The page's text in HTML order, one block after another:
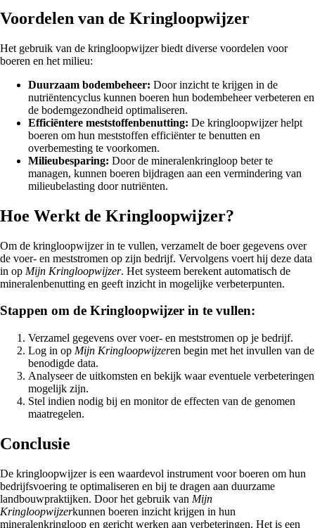
Voordelen van de Kringloopwijzer
Het gebruik van de kringloopwijzer biedt diverse voordelen voor
boeren en het milieu:
Duurzaam bodembeheer: Door inzicht te krijgen in de
nutriëntencyclus kunnen boeren hun bodembeheer verbeteren en
de bodemgezondheid optimaliseren.
Efficiëntere meststoffenbenutting: De kringloopwijzer helpt
boeren om hun meststoffen efficiënter te benutten en
overbemesting te voorkomen.
Milieubesparing: Door de mineralenkringloop beter te
managen, kunnen boeren bijdragen aan een vermindering van
milieubelasting door nutriënten.
Hoe Werkt de Kringloopwijzer?
Om de kringloopwijzer in te vullen, verzamelt de boer gegevens over
de voer- en meststromen op zijn bedrijf. Vervolgens voert hij deze data
in op Mijn Kringloopwijzer. Het systeem berekent automatisch de
mineralenbenutting en geeft inzicht in mogelijke verbeterpunten.
Stappen om de Kringloopwijzer in te vullen:
Verzamel gegevens over voer- en meststromen op je bedrijf.
Log in op Mijn Kringloopwijzeren begin met het invullen van de
benodigde data.
Analyseer de uitkomsten en bekijk waar eventuele verbeteringen
mogelijk zijn.
Stel indien nodig bij en monitor de effecten van de genomen
maatregelen.
Conclusie
De kringloopwijzer is een waardevol instrument voor boeren om hun
bedrijfsvoering te optimaliseren en bij te dragen aan duurzame
landbouwpraktijken. Door het gebruik van Mijn
Kringloopwijzerkunnen boeren inzicht krijgen in hun
mineralenkringloop en gericht werken aan verbeteringen. Het is een